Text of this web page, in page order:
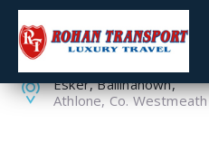
086 8119160
090 6430114
Esker, Ballinahown,
Athlone, Co. Westmeath